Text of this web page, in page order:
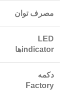
مصرف توان
LED
indicatorها
دکمه
Factory